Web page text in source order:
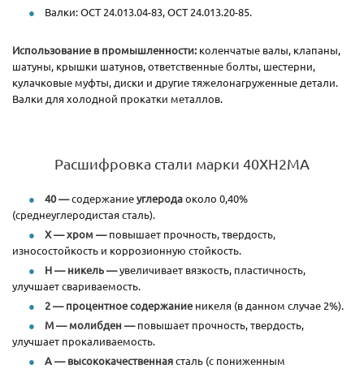
Валки: ОСТ 24.013.04-83, ОСТ 24.013.20-85.
Использование в промышленности: коленчатые валы, клапаны,
шатуны, крышки шатунов, ответственные болты, шестерни,
кулачковые муфты, диски и другие тяжелонагруженные детали.
Валки для холодной прокатки металлов.
Расшифровка стали марки 40ХН2МА
40 —содержаниеуглеродаоколо 0,40%
(среднеуглеродистая сталь).
Х—хром —повышает прочность, твердость,
износостойкость и коррозионную стойкость.
Н—никель —увеличивает вязкость, пластичность,
улучшает свариваемость.
2—процентное содержание никеля (в данном случае 2%).
М—молибден —повышает прочность, твердость,
улучшает прокаливаемость.
А—высококачественнаясталь (с пониженным